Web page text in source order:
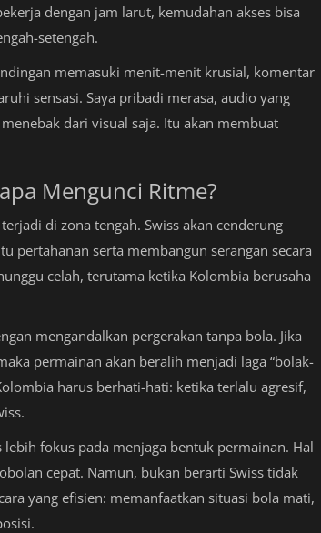
dengan jam larut, kemudahan akses bisa
setengah.
memasuki menit-menit krusial, komentar
sensasi. Saya pribadi merasa, audio yang
dari visual saja. Itu akan membuat
Mengunci Ritme?
di zona tengah. Swiss akan cenderung
pertahanan serta membangun serangan secara
celah, terutama ketika Kolombia berusaha
mengandalkan pergerakan tanpa bola. Jika
permainan akan beralih menjadi laga “bolak-
harus berhati-hati: ketika terlalu agresif,
fokus pada menjaga bentuk permainan. Hal
cepat. Namun, bukan berarti Swiss tidak
yang efisien: memanfaatkan situasi bola mati,